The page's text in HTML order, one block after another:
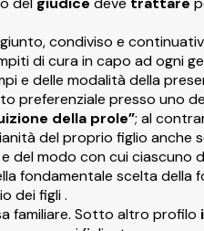
condiviso e
di cura in capo ad ogni
e delle modalità della
preferenziale presso uno
della prole”; al
del proprio figlio anche
del modo con cui ciascuno
fondamentale scelta
dei figli .
familiare. Sotto altro profilo